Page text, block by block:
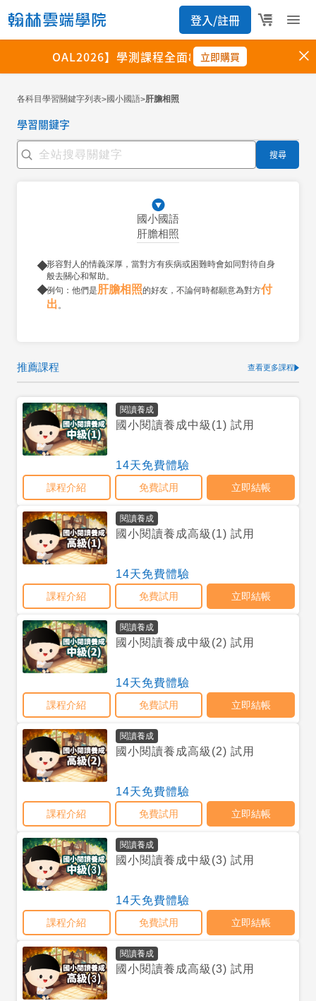
各科目學習關鍵字列表>國小國語>肝膽相照
學習關鍵字
搜尋
國小國語
肝膽相照
形容對人的情義深厚，當對方有疾病或困難時會如同對待自身
般去關心和幫助。
例句：他們是肝膽相照的好友，不論何時都願意為對方付
出。
推薦課程 查看更多課程